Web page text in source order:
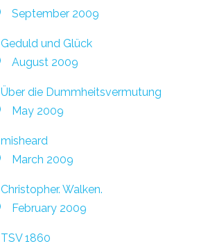
September 2009
Geduld und Glück
August 2009
Über die Dummheitsvermutung
May 2009
misheard
March 2009
Christopher. Walken.
February 2009
TSV 1860